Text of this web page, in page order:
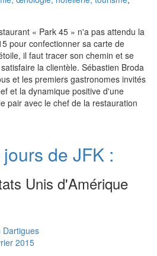
« Park 45 » n'a pas attendu la
pour confectionner sa carte de
il faut tracer son chemin et se
la clientèle. Sébastien Broda
et les premiers gastronomes invités
et la dynamique positive d'une
pair avec le chef de la restauration
de JFK :
Unis d'Amérique
Dartigues
rier 2015